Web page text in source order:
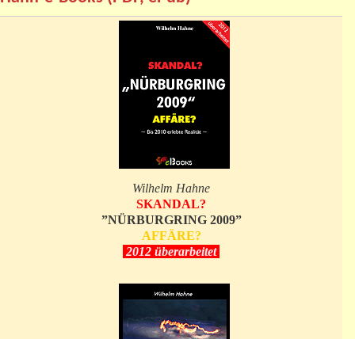
Wilhelm Hahne
SKANDAL?
”NÜRBURGRING 2009”
AFFÄRE?
2012 überarbeitet